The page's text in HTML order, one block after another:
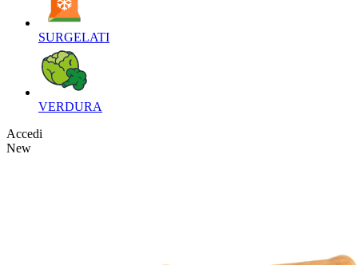
SURGELATI‎
VERDURA‎
Accedi
New